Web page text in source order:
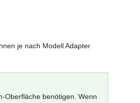
je nach Modell Adapter
Oberfläche benötigen. Wenn